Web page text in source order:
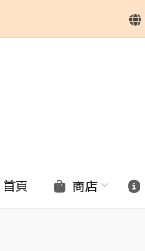
首頁 商店